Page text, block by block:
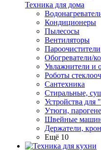
Техника для дома
Кондиционеры
Пылесосы
Вентиляторы
Пароочистители
Обогреватели/
Увлажнители и
Роботы
Сантехника
Стиральные,
Устройства для
Утюги,
Швейные
Держатели,
Ещё 10